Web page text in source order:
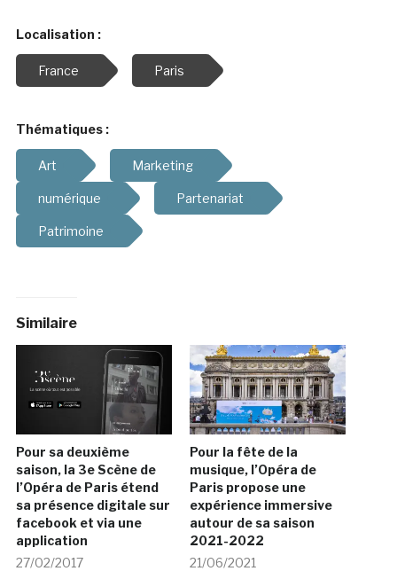
Localisation :
France Paris
Thématiques :
Art Marketing
numérique Partenariat
Patrimoine
Similaire
Pour sa deuxième
saison, la 3e Scène de
l’Opéra de Paris étend
sa présence digitale sur
facebook et via une
application
27/02/2017
Pour la fête de la
musique, l’Opéra de
Paris propose une
expérience immersive
autour de sa saison
2021-2022
21/06/2021